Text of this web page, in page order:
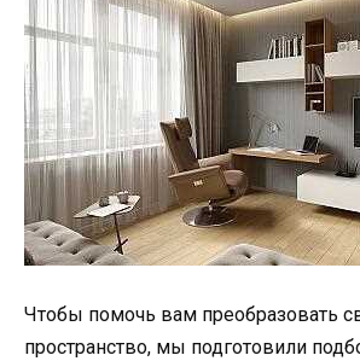
Чтобы помочь вам преобразовать
пространство, мы подготовили